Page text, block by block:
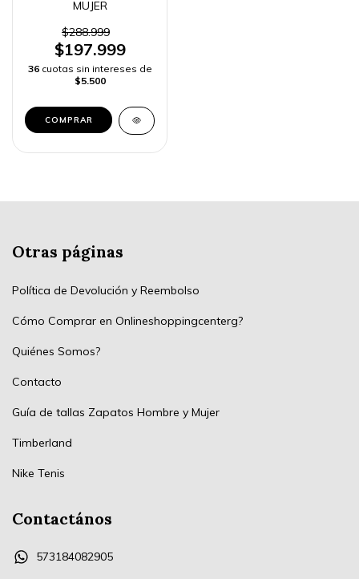
MUJER
$288.999
$197.999
36 cuotas sin intereses de
$5.500
COMPRAR
Otras páginas
Política de Devolución y Reembolso
Cómo Comprar en Onlineshoppingcenterg?
Quiénes Somos?
Contacto
Guía de tallas Zapatos Hombre y Mujer
Timberland
Nike Tenis
Contactános
573184082905